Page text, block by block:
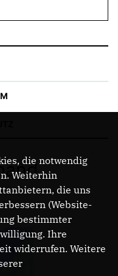
die notwendig
Weiterhin
die uns
(Website-
bestimmter
Ihre
widerrufen. Weitere